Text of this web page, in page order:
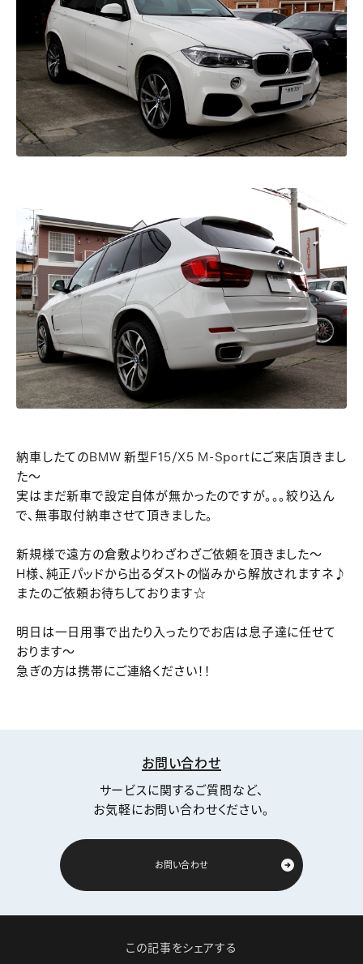
納車したてのBMW 新型F15/X5 M-Sportにご来店頂きまし
た～
実はまだ新車で設定自体が無かったのですが。。。絞り込ん
で、無事取付納車させて頂きました。
新規様で遠方の倉敷よりわざわざご依頼を頂きました～
H様、純正パッドから出るダストの悩みから解放されますネ♪
またのご依頼お待ちしております☆
明日は一日用事で出たり入ったりでお店は息子達に任せて
おります～
急ぎの方は携帯にご連絡ください！！
お問い合わせ
サービスに関するご質問など、
お気軽にお問い合わせください。
お問い合わせ
この記事をシェアする